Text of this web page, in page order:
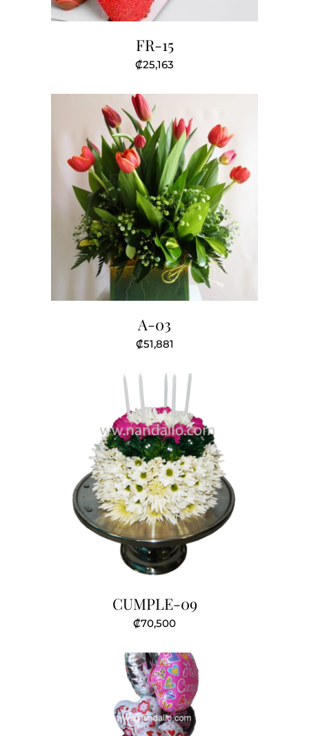
FR-15
₡25,163
A-03
₡51,881
CUMPLE-09
₡70,500